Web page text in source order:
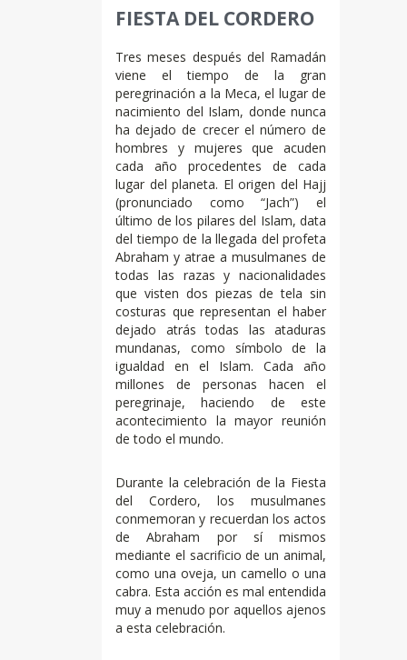
FIESTA DEL CORDERO
Tres meses después del Ramadán
viene el tiempo de la gran
peregrinación a la Meca, el lugar de
nacimiento del Islam, donde nunca
ha dejado de crecer el número de
hombres y mujeres que acuden
cada año procedentes de cada
lugar del planeta. El origen del Hajj
(pronunciado como “Jach”) el
último de los pilares del Islam, data
del tiempo de la llegada del profeta
Abraham y atrae a musulmanes de
todas las razas y nacionalidades
que visten dos piezas de tela sin
costuras que representan el haber
dejado atrás todas las ataduras
mundanas, como símbolo de la
igualdad en el Islam. Cada año
millones de personas hacen el
peregrinaje, haciendo de este
acontecimiento la mayor reunión
de todo el mundo.
Durante la celebración de la Fiesta
del Cordero, los musulmanes
conmemoran y recuerdan los actos
de Abraham por sí mismos
mediante el sacrificio de un animal,
como una oveja, un camello o una
cabra. Esta acción es mal entendida
muy a menudo por aquellos ajenos
a esta celebración.